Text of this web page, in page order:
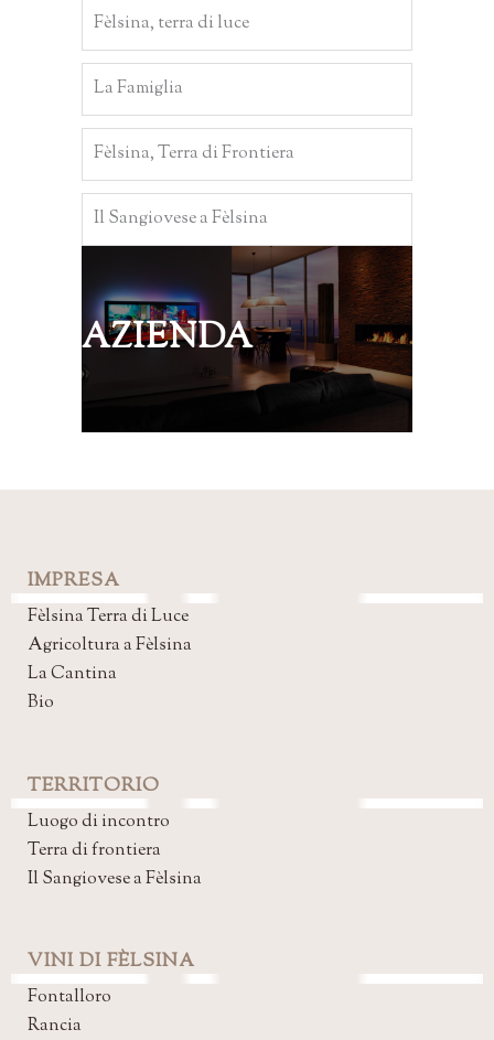
Fèlsina, terra di luce
La Famiglia
Fèlsina, Terra di Frontiera
Il Sangiovese a Fèlsina
AZIENDA
IMPRESA
Fèlsina Terra di Luce
Agricoltura a Fèlsina
La Cantina
Bio
TERRITORIO
Luogo di incontro
Terra di frontiera
Il Sangiovese a Fèlsina
VINI DI FÈLSINA
Fontalloro
Rancia